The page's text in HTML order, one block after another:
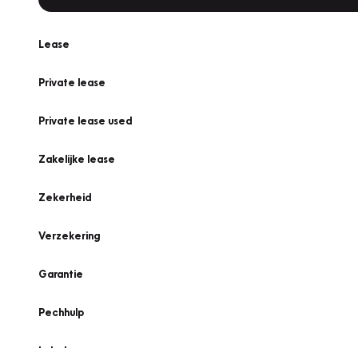
Lease
Private lease
Private lease used
Zakelijke lease
Zekerheid
Verzekering
Garantie
Pechhulp